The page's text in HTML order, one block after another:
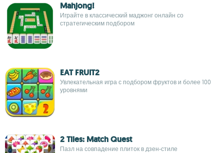
Mahjong!
Играйте в классический маджонг онлайн со
стратегическим подбором
EAT FRUIT2
Увлекательная игра с подбором фруктов и более 100
уровнями
2 Tiles: Match Quest
Пазл на совпадение плиток в дзен-стиле